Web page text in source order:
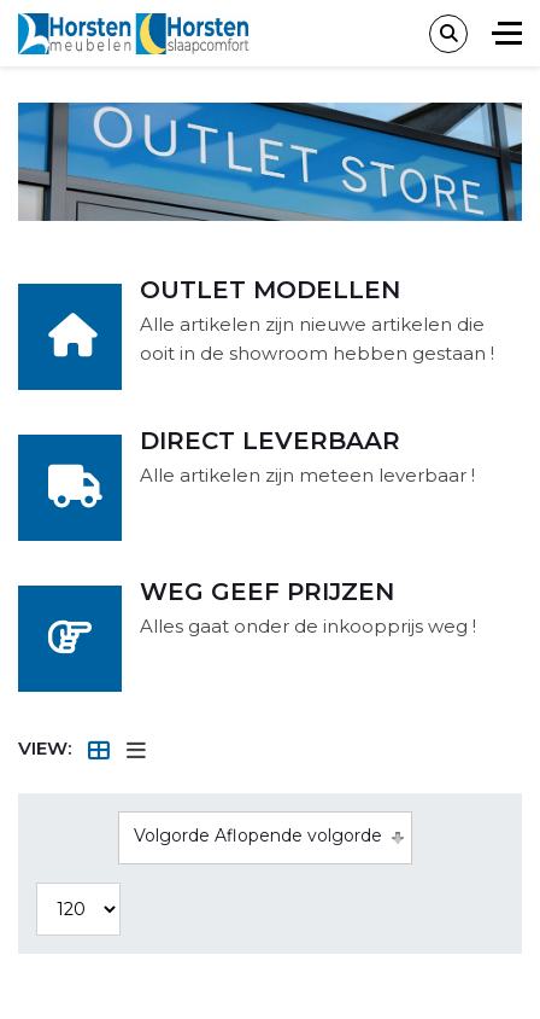
OUTLET MODELLEN
Alle artikelen zijn nieuwe artikelen die
ooit in de showroom hebben gestaan !
DIRECT LEVERBAAR
Alle artikelen zijn meteen leverbaar !
WEG GEEF PRIJZEN
Alles gaat onder de inkoopprijs weg !
VIEW:
Volgorde Aflopende volgorde